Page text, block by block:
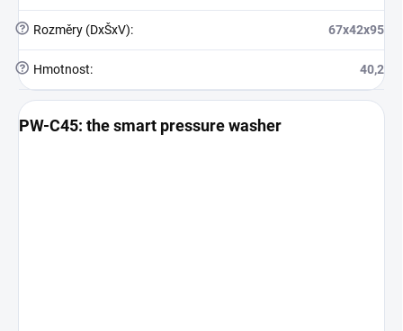
? Rozměry (DxŠxV): 67x42x95
? Hmotnost: 40,2
PW-C45: the smart pressure washer